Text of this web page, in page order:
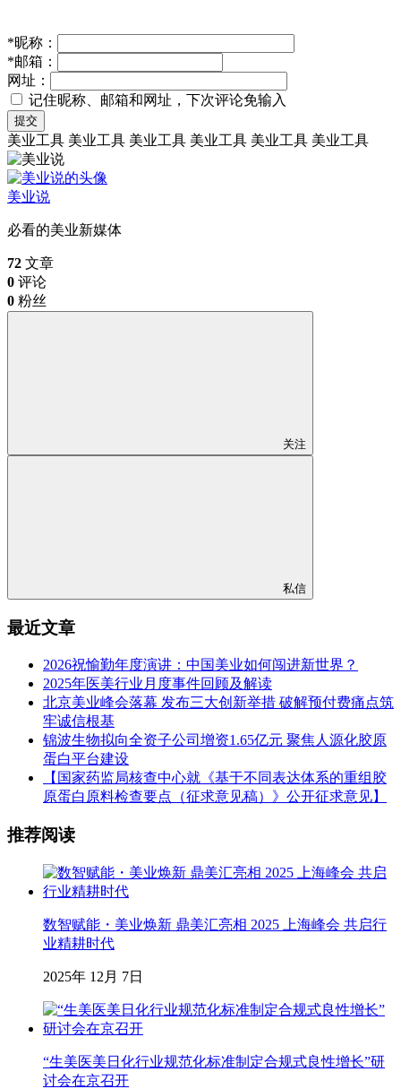
*昵称：
*邮箱：
网址：
记住昵称、邮箱和网址，下次评论免输入
提交
美业工具 美业工具 美业工具 美业工具 美业工具 美业工具
美业说
必看的美业新媒体
72 文章
0 评论
0 粉丝
关注
私信
最近文章
2026祝愉勤年度演讲：中国美业如何闯进新世界？
2025年医美行业月度事件回顾及解读
北京美业峰会落幕 发布三大创新举措 破解预付费痛点筑
牢诚信根基
锦波生物拟向全资子公司增资1.65亿元 聚焦人源化胶原
蛋白平台建设
【国家药监局核查中心就《基于不同表达体系的重组胶
原蛋白原料检查要点（征求意见稿）》公开征求意见】
推荐阅读
数智赋能・美业焕新 鼎美汇亮相 2025 上海峰会 共启行
业精耕时代
2025年 12月 7日
“生美医美日化行业规范化标准制定合规式良性增长”研
讨会在京召开